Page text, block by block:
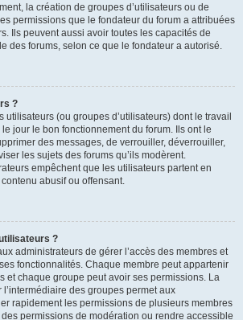
la création de groupes d’utilisateurs ou de
permissions que le fondateur du forum a attribuées
Ils peuvent aussi avoir toutes les capacités de
des forums, selon ce que le fondateur a autorisé.
?
utilisateurs (ou groupes d’utilisateurs) dont le travail
jour le bon fonctionnement du forum. Ils ont le
des messages, de verrouiller, déverrouiller,
les sujets des forums qu’ils modèrent.
empêchent que les utilisateurs partent en
abusif ou offensant.
?
administrateurs de gérer l’accès des membres et
fonctionnalités. Chaque membre peut appartenir
et chaque groupe peut avoir ses permissions. La
des groupes permet aux
rapidement les permissions de plusieurs membres
permissions de modération ou rendre accessible